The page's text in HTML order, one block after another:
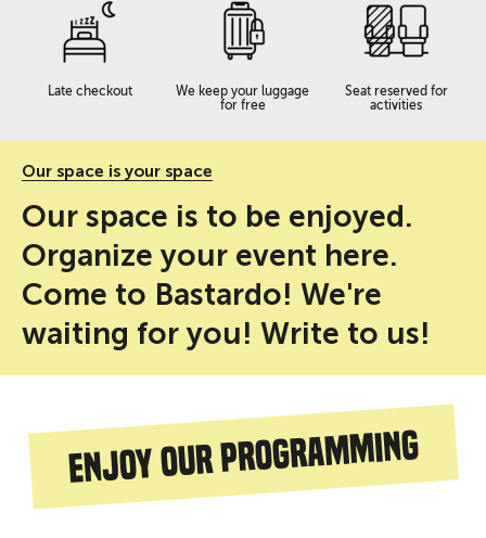
Late checkout
We keep your luggage
for free
Seat reserved for
activities
Our space is your space
Our space is to be enjoyed.
Organize your event here.
Come to Bastardo! We're
waiting for you! Write to us!
Enjoy our programming